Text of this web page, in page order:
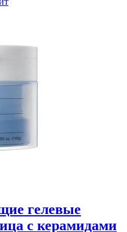
гелевые
с керамидами